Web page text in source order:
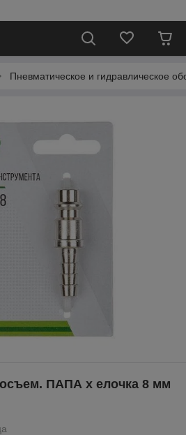
Пневматическое и гидравлическое
ПАПА х елочка 8 мм